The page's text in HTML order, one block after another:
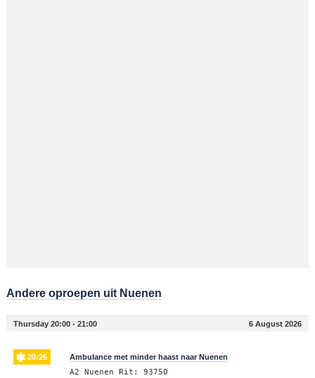
Andere oproepen uit Nuenen
Thursday 20:00 - 21:00 6 August 2026
20:26 Ambulance met minder haast naar Nuenen
A2 Nuenen Rit: 93750